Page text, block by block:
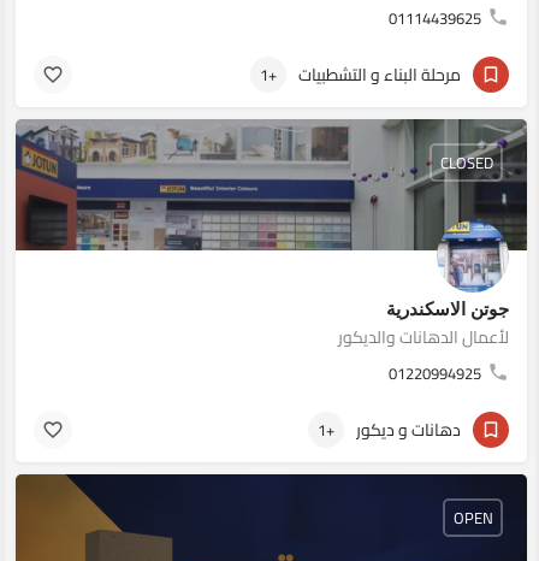
01114439625
مرحلة البناء و التشطبيات +1
جوتن الاسكندرية
لأعمال الدهانات والديكور
01220994925
CLOSED
دهانات و ديكور +1
OPEN